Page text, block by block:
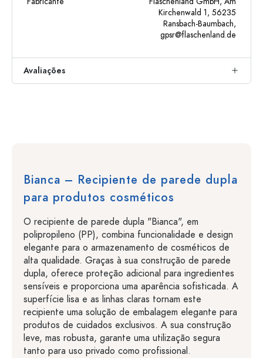
Kirchenwald 1, 56235
Ransbach-Baumbach,
gpsr@flaschenland.de
Avaliações
Bianca – Recipiente de parede dupla
para produtos cosméticos
O recipiente de parede dupla "Bianca", em
polipropileno (PP), combina funcionalidade e design
elegante para o armazenamento de cosméticos de
alta qualidade. Graças à sua construção de parede
dupla, oferece proteção adicional para ingredientes
sensíveis e proporciona uma aparência sofisticada. A
superfície lisa e as linhas claras tornam este
recipiente uma solução de embalagem elegante para
produtos de cuidados exclusivos. A sua construção
leve, mas robusta, garante uma utilização segura
tanto para uso privado como profissional.